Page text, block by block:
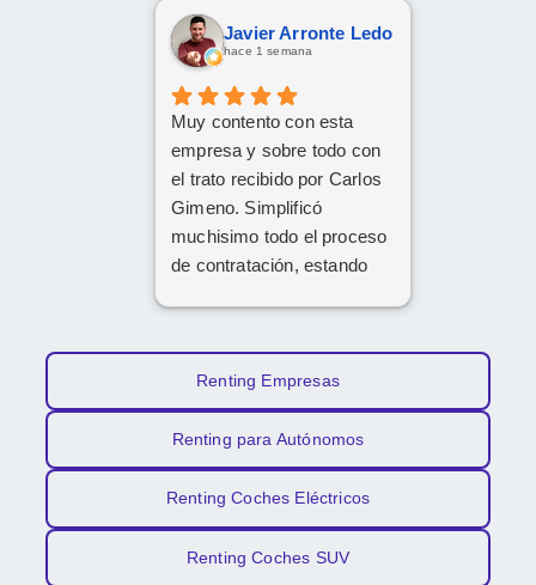
Javier Arronte Ledo
hace 1 semana
Muy contento con esta
empresa y sobre todo con
el trato recibido por Carlos
Gimeno. Simplificó
muchisimo todo el proceso
de contratación, estando
cualquier posible duda.
Gracias Carlos!
Renting Empresas
Renting para Autónomos
Renting Coches Eléctricos
Renting Coches SUV